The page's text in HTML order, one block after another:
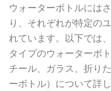
ウォーターボトルには
り、それぞれが特定の
れています。以下では
タイプのウォーターボ
チール、ガラス、折り
ーボトル）について詳